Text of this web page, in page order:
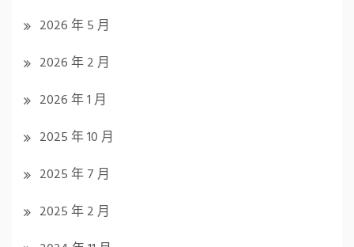
2026 年 5 月
2026 年 2 月
2026 年 1 月
2025 年 10 月
2025 年 7 月
2025 年 2 月